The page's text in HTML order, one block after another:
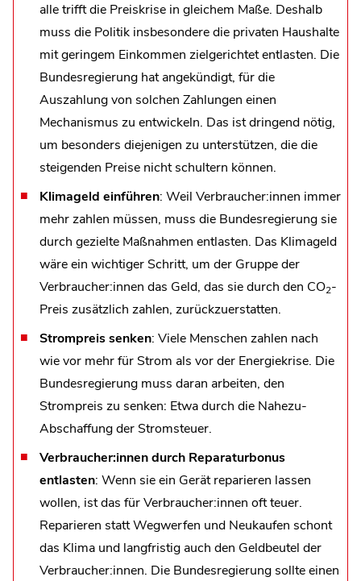
alle trifft die Preiskrise in gleichem Maße. Deshalb
muss die Politik insbesondere die privaten Haushalte
mit geringem Einkommen zielgerichtet entlasten. Die
Bundesregierung hat angekündigt, für die
Auszahlung von solchen Zahlungen einen
Mechanismus zu entwickeln. Das ist dringend nötig,
um besonders diejenigen zu unterstützen, die die
steigenden Preise nicht schultern können.
Klimageld einführen: Weil Verbraucher:innen immer
mehr zahlen müssen, muss die Bundesregierung sie
durch gezielte Maßnahmen entlasten. Das Klimageld
wäre ein wichtiger Schritt, um der Gruppe der
Verbraucher:innen das Geld, das sie durch den CO2-
Preis zusätzlich zahlen, zurückzuerstatten.
Strompreis senken: Viele Menschen zahlen nach
wie vor mehr für Strom als vor der Energiekrise. Die
Bundesregierung muss daran arbeiten, den
Strompreis zu senken: Etwa durch die Nahezu-
Abschaffung der Stromsteuer.
Verbraucher:innen durch Reparaturbonus
entlasten: Wenn sie ein Gerät reparieren lassen
wollen, ist das für Verbraucher:innen oft teuer.
Reparieren statt Wegwerfen und Neukaufen schont
das Klima und langfristig auch den Geldbeutel der
Verbraucher:innen. Die Bundesregierung sollte einen